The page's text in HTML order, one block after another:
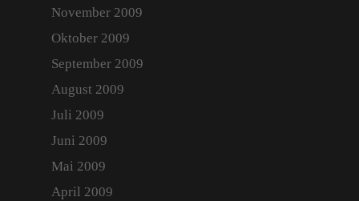
November 2009
Oktober 2009
September 2009
August 2009
Juli 2009
Juni 2009
Mai 2009
April 2009